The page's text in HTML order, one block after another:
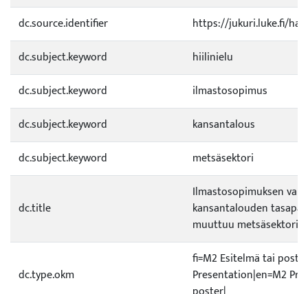
dc.source.identifier
https://jukuri.luke.fi/
dc.subject.keyword
hiilinielu
dc.subject.keyword
ilmastosopimus
dc.subject.keyword
kansantalous
dc.subject.keyword
metsäsektori
dc.title
Ilmastosopimuksen
kansantalouden
muuttuu
dc.type.okm
fi=M2 Esitelmä tai
Presentation|en=M2